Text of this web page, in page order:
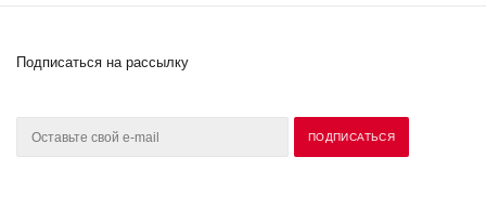
Подписаться на рассылку